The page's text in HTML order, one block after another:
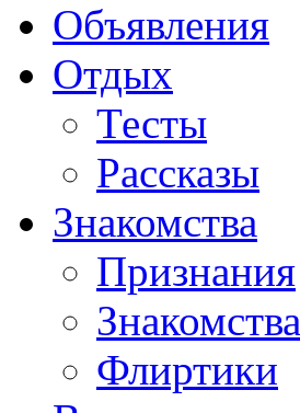
Объявления
Отдых
Тесты
Рассказы
Знакомства
Признания
Знакомства
Флиртики